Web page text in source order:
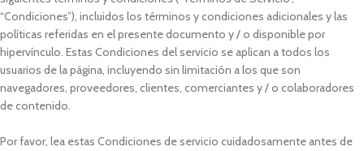
“Condiciones”), incluidos los términos y condiciones adicionales y las
políticas referidas en el presente documento y / o disponible por
hipervínculo. Estas Condiciones del servicio se aplican a todos los
usuarios de la página, incluyendo sin limitación a los que son
navegadores, proveedores, clientes, comerciantes y / o colaboradores
de contenido.
Por favor, lea estas Condiciones de servicio cuidadosamente antes de